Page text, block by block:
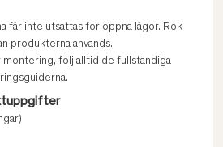
får inte utsättas för öppna lågor. Rök
produkterna används.
följ alltid de fullständiga